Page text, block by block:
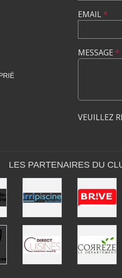
EMAIL*
MESSAGE *
VEUILLEZ
LES PARTENAIRES DU